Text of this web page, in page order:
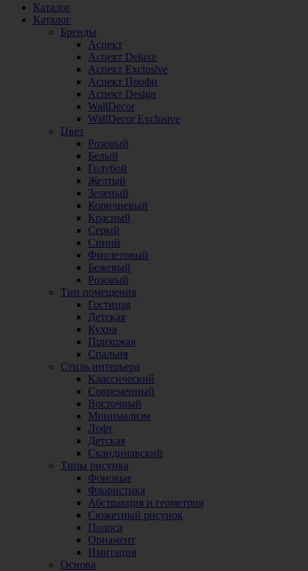
Каталог
Каталог
Бренды
Аспект
Аспект Deluxe
Аспект Exclusive
Аспект Профи
Аспект Design
WallDecor
WallDecor Exclusive
Цвет
Розовый
Белый
Голубой
Желтый
Зеленый
Коричневый
Красный
Серый
Синий
Фиолетовый
Бежевый
Розовый
Тип помещения
Гостиная
Детская
Кухня
Прихожая
Спальня
Стиль интерьера
Классический
Современный
Восточный
Минимализм
Лофт
Детская
Скандинавский
Типы рисунка
Фоновые
Флористика
Абстракция и геометрия
Сюжетный рисунок
Полоса
Орнамент
Имитация
Основа